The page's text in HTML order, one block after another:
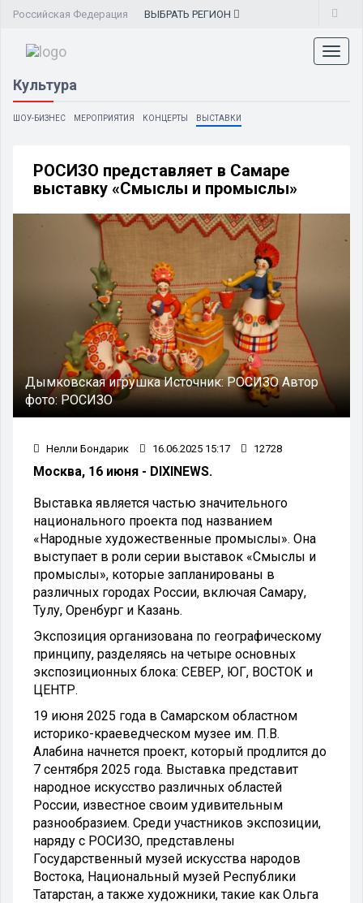
Российская Федерация ВЫБРАТЬ РЕГИОН
Культура
ШОУ-БИЗНЕС МЕРОПРИЯТИЯ КОНЦЕРТЫ ВЫСТАВКИ
РОСИЗО представляет в Самаре
выставку «Смыслы и промыслы»
Дымковская игрушкаИсточник:РОСИЗОАвтор
фото:РОСИЗО
Нелли Бондарик 16.06.2025 15:17 12728
Москва, 16 июня - DIXINEWS.
Выставка является частью значительного
национального проекта под названием
«Народные художественные промыслы». Она
выступает в роли серии выставок «Смыслы и
промыслы», которые запланированы в
различных городах России, включая Самару,
Тулу, Оренбург и Казань.
Экспозиция организована по географическому
принципу, разделяясь на четыре основных
экспозиционных блока: СЕВЕР, ЮГ, ВОСТОК и
ЦЕНТР.
19 июня 2025 года в Самарском областном
историко-краеведческом музее им. П.В.
Алабина начнется проект, который продлится до
7 сентября 2025 года. Выставка представит
народное искусство различных областей
России, известное своим удивительным
разнообразием. Среди участников экспозиции,
наряду с РОСИЗО, представлены
Государственный музей искусства народов
Востока, Национальный музей Республики
Татарстан, а также художники, такие как Ольга